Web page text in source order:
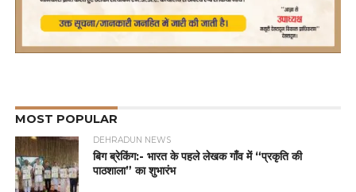
MOST POPULAR
DEHRADUN NEWS
बिग ब्रेकिंग:- भारत के पहले लेखक गाँव में “प्रकृति की
पाठशाला” का शुभारंभ